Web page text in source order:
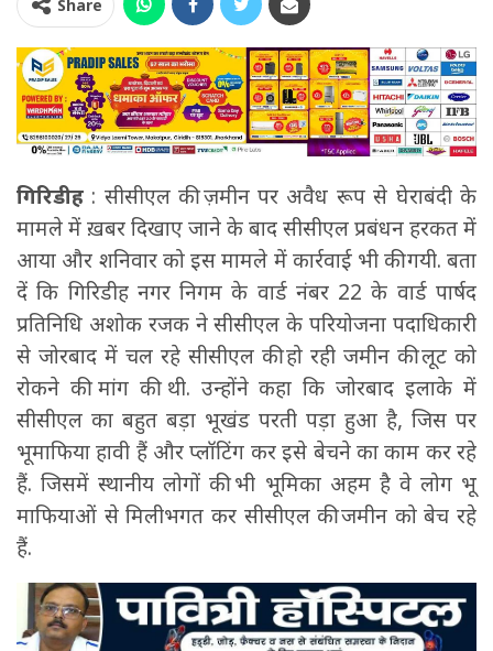
Share
गिरिडीह : सीसीएल की ज़मीन पर अवैध रूप से घेराबंदी के
मामले में ख़बर दिखाए जाने के बाद सीसीएल प्रबंधन हरकत में
आया और शनिवार को इस मामले में कार्रवाई भी की गयी. बता
दें कि गिरिडीह नगर निगम के वार्ड नंबर 22 के वार्ड पार्षद
प्रतिनिधि अशोक रजक ने सीसीएल के परियोजना पदाधिकारी
से जोरबाद में चल रहे सीसीएल की हो रही जमीन की लूट को
रोकने की मांग की थी. उन्होंने कहा कि जोरबाद इलाके में
सीसीएल का बहुत बड़ा भूखंड परती पड़ा हुआ है, जिस पर
भूमाफिया हावी हैं और प्लॉटिंग कर इसे बेचने का काम कर रहे
हैं. जिसमें स्थानीय लोगों की भी भूमिका अहम है वे लोग भू
माफियाओं से मिलीभगत कर सीसीएल की जमीन को बेच रहे
हैं.